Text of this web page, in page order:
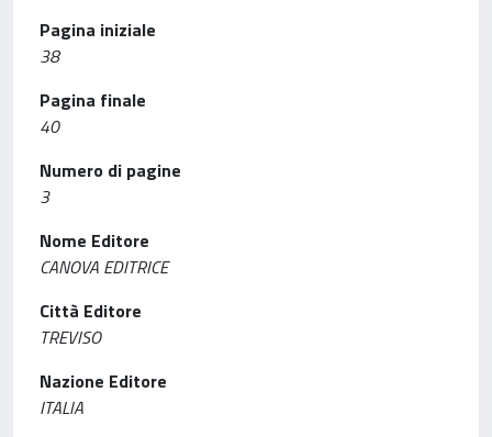
Pagina iniziale
38
Pagina finale
40
Numero di pagine
3
Nome Editore
CANOVA EDITRICE
Città Editore
TREVISO
Nazione Editore
ITALIA